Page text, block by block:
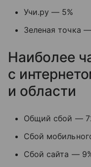
Учи.ру — 5%
Зеленая точка
Наиболее
с
и области
Общий сбой —
Сбой
Сбой сайта —